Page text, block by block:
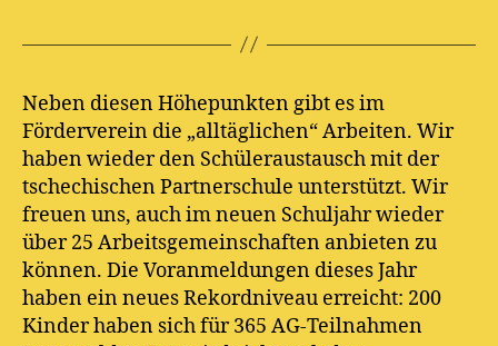
Neben diesen Höhepunkten gibt es im
Förderverein die „alltäglichen“ Arbeiten. Wir
haben wieder den Schüleraustausch mit der
tschechischen Partnerschule unterstützt. Wir
freuen uns, auch im neuen Schuljahr wieder
über 25 Arbeitsgemeinschaften anbieten zu
können. Die Voranmeldungen dieses Jahr
haben ein neues Rekordniveau erreicht: 200
Kinder haben sich für 365 AG-Teilnahmen